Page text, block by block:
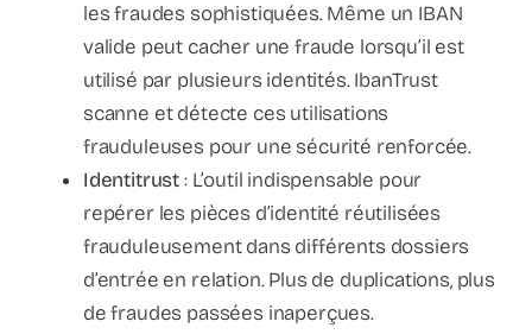
les fraudes sophistiquées. Même un IBAN
valide peut cacher une fraude lorsqu’il est
utilisé par plusieurs identités. IbanTrust
scanne et détecte ces utilisations
frauduleuses pour une sécurité renforcée.
Identitrust: L’outil indispensable pour
repérer les pièces d’identité réutilisées
frauduleusement dans différents dossiers
d’entrée en relation. Plus de duplications, plus
de fraudes passées inaperçues.